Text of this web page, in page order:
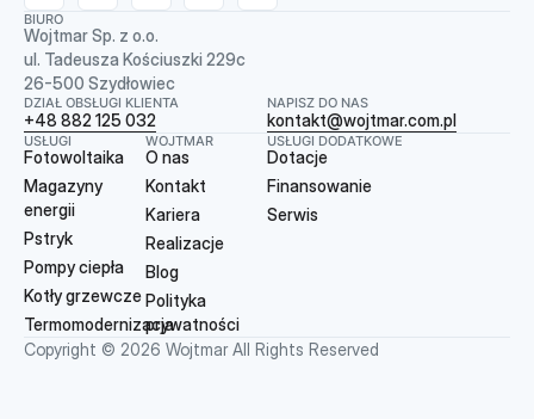
BIURO
Wojtmar Sp. z o.o.
ul. Tadeusza Kościuszki 229c
26-500 Szydłowiec
DZIAŁ OBSŁUGI KLIENTA
+48 882 125 032
NAPISZ DO NAS
kontakt@wojtmar.com.pl
USŁUGI
Fotowoltaika
Magazyny
energii
Pstryk
Pompy ciepła
Kotły grzewcze
Termomodernizacja
WOJTMAR
O nas
Kontakt
Kariera
Realizacje
Blog
Polityka
prywatności
USŁUGI DODATKOWE
Dotacje
Finansowanie
Serwis
Copyright © 2026 Wojtmar All Rights Reserved